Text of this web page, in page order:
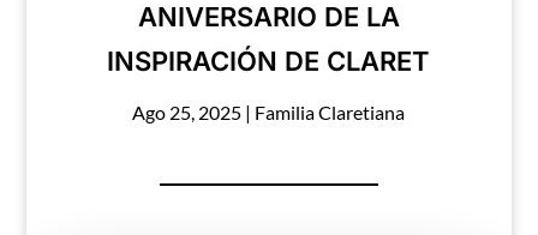
ANIVERSARIO DE LA
INSPIRACIÓN DE CLARET
Ago 25, 2025 | Familia Claretiana